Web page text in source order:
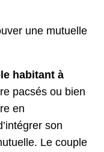
une mutuelle
habitant à
pacsés ou bien
en
son
Le couple